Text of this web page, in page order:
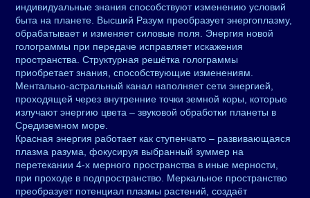
индивидуальные знания способствуют изменению условий
быта на планете. Высший Разум преобразует энергоплазму,
обрабатывает и изменяет силовые поля. Энергия новой
голограммы при передаче исправляет искажения
пространства. Структурная решётка голограммы
приобретает знания, способствующие изменениям.
Ментально-астральный канал наполняет сети энергией,
проходящей через внутренние точки земной коры, которые
излучают энергию цвета – звуковой обработки планеты в
Средиземном море.
Красная энергия работает как ступенчато – развивающаяся
плазма разума, фокусируя выбранный зуммер на
перетекании 4-х мерного пространства в иные мерности,
при проходе в подпространство. Меркальное пространство
преобразует потенциал плазмы растений, создаёт